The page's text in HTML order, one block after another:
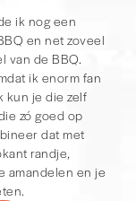
ik nog een
en net zoveel
van de BBQ.
ik enorm fan
kun je die zelf
zó goed op
dat met
randje,
amandelen en je